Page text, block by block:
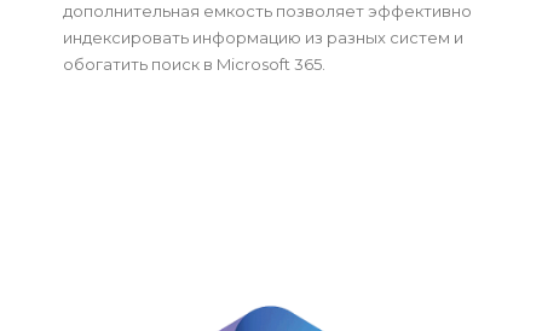
дополнительная емкость позволяет эффективно
индексировать информацию из разных систем и
обогатить поиск в Microsoft 365.